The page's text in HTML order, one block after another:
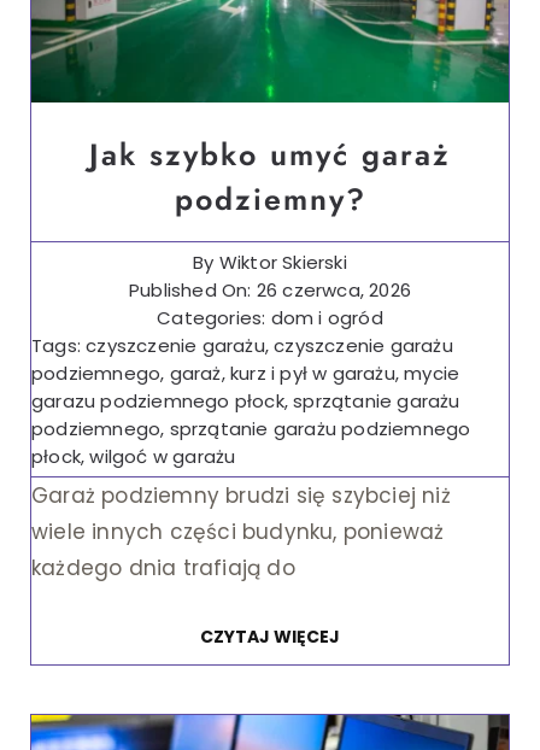
Jak szybko umyć garaż
podziemny?
By Wiktor Skierski
Published On: 26 czerwca, 2026
Categories: dom i ogród
Tags:czyszczenie garażu,czyszczenie garażu
podziemnego, garaż,kurz i pył w garażu,mycie
garazu podziemnego płock,sprzątanie garażu
podziemnego, sprzątanie garażu podziemnego
płock,wilgoć w garażu
Garaż podziemny brudzi się szybciej niż
wiele innych części budynku, ponieważ
każdego dnia trafiają do
CZYTAJ WIĘCEJ